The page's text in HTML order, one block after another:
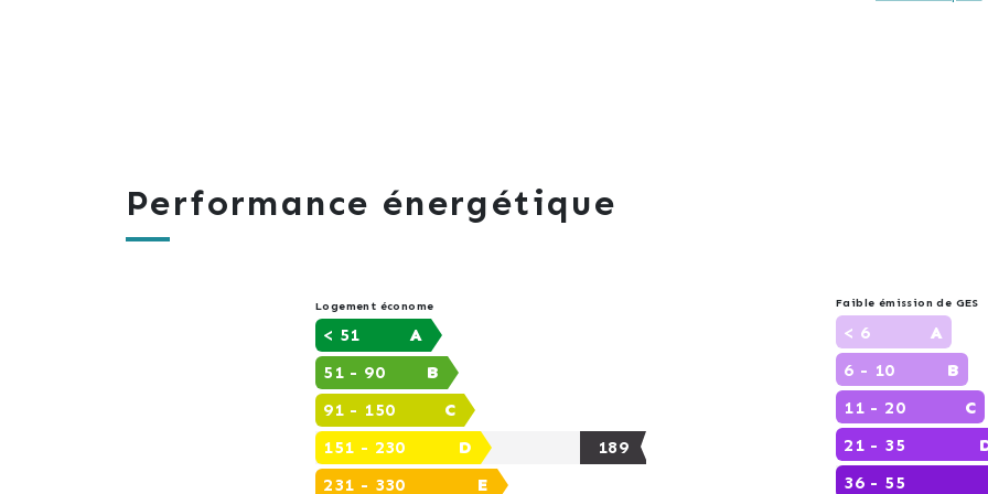
Performance énergétique
Logement économe
A
< 51
B
51 - 90
C
91 - 150
D
151 - 230
189
E
231 - 330
Faible émission de GES
A
< 6
B
6 - 10
C
11 - 20
21 - 35
36 - 55